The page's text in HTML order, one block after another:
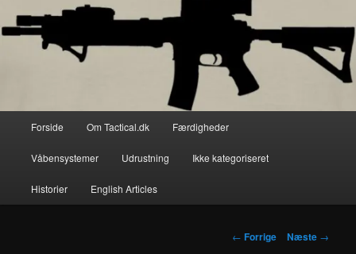
Forside Om Tactical.dk Færdigheder
Våbensystemer Udrustning Ikke kategoriseret
Historier English Articles
Indlægsnavigation
← Forrige Næste →